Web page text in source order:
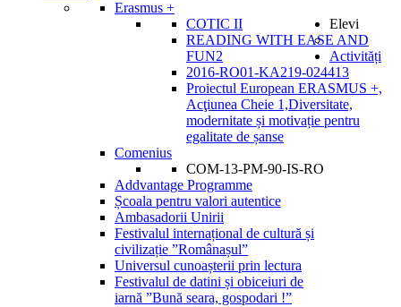
Erasmus +
COTIC II
READING WITH EASE AND
FUN2
2016-RO01-KA219-024413
Proiectul European ERASMUS +,
Acţiunea Cheie 1,Diversitate,
modernitate și motivație pentru
egalitate de șanse
Comenius
COM-13-PM-90-IS-RO
Addvantage Programme
Școala pentru valori autentice
Ambasadorii Unirii
Festivalul internațional de cultură și
civilizație ”Românașul”
Universul cunoașterii prin lectura
Festivalul de datini și obiceiuri de
iarnă ”Bună seara, gospodari !”
Elevi
Activități